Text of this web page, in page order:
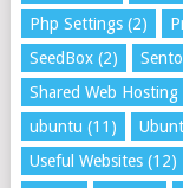
Php Settings(2)
SeedBox(2)
Shared Web Hosting
ubuntu (11)
Useful Websites(12)